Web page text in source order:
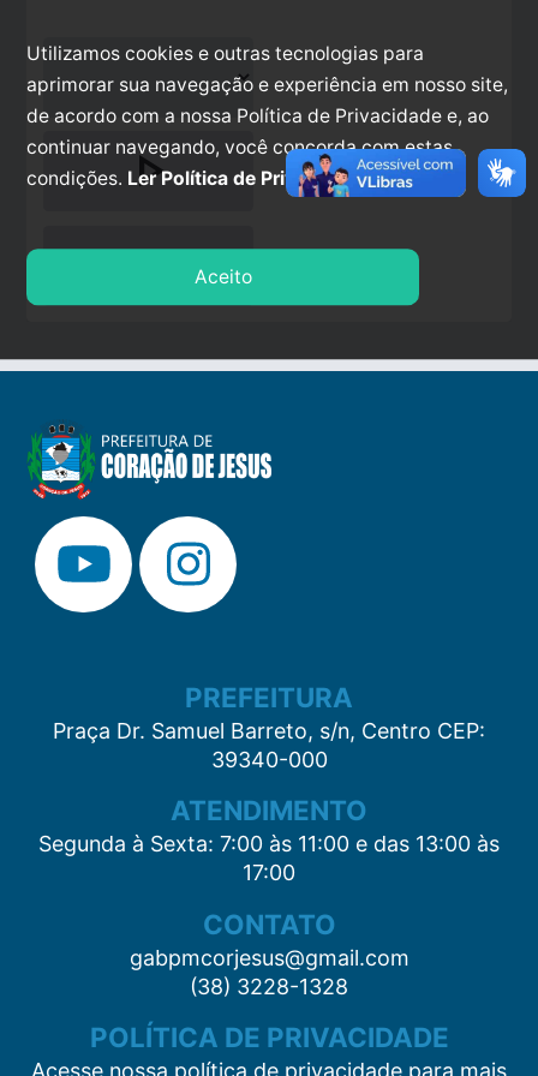
play_arrow
stop
PREFEITURA
Praça Dr. Samuel Barreto, s/n, Centro CEP:
39340-000
ATENDIMENTO
Segunda à Sexta: 7:00 às 11:00 e das 13:00 às
17:00
CONTATO
gabpmcorjesus@gmail.com
(38) 3228-1328
POLÍTICA DE PRIVACIDADE
Acesse nossa política de privacidade para mais
Utilizamos cookies e outras tecnologias para
aprimorar sua navegação e experiência em nosso site,
de acordo com a nossa Política de Privacidade e, ao
continuar navegando, você concorda com estas
condições. Ler Política de Privacidade.
Aceito